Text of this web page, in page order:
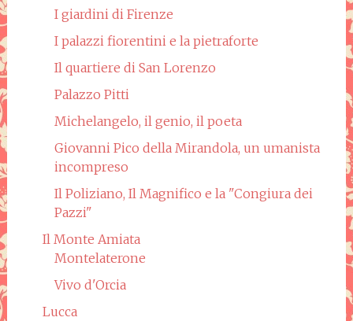
I giardini di Firenze
I palazzi fiorentini e la pietraforte
Il quartiere di San Lorenzo
Palazzo Pitti
Michelangelo, il genio, il poeta
Giovanni Pico della Mirandola, un umanista
incompreso
Il Poliziano, Il Magnifico e la "Congiura dei
Pazzi"
Il Monte Amiata
Montelaterone
Vivo d'Orcia
Lucca